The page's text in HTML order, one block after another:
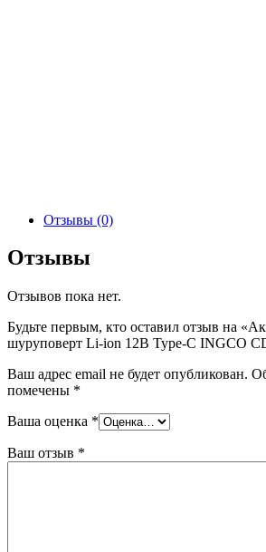
Отзывы (0)
Отзывы
Отзывов пока нет.
Будьте первым, кто оставил отзыв на
шуруповерт Li-ion 12В Type-C INGCO
Ваш адрес email не будет опубликован.
помечены *
Ваша оценка *
Ваш отзыв *